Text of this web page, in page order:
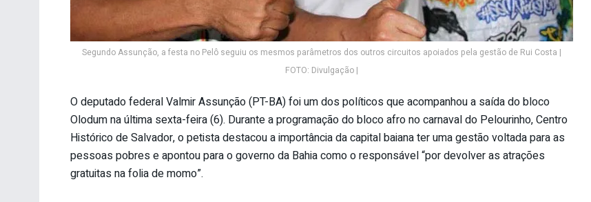
Segundo Assunção, a festa no Pelô seguiu os mesmos parâmetros dos outros circuitos apoiados pela gestão de Rui Costa |
FOTO: Divulgação |
O deputado federal Valmir Assunção (PT-BA) foi um dos políticos que acompanhou a saída do bloco
Olodum na última sexta-feira (6). Durante a programação do bloco afro no carnaval do Pelourinho, Centro
Histórico de Salvador, o petista destacou a importância da capital baiana ter uma gestão voltada para as
pessoas pobres e apontou para o governo da Bahia como o responsável “por devolver as atrações
gratuitas na folia de momo”.